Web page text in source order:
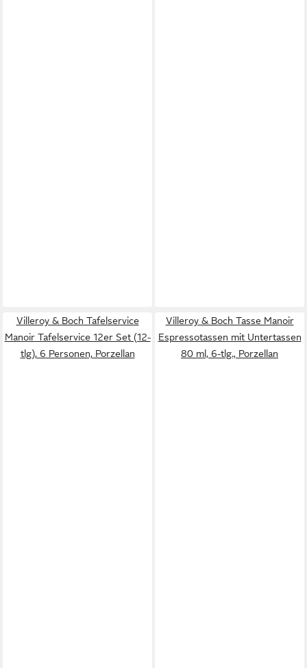
Villeroy & Boch Tafelservice
Manoir Tafelservice 12er Set (12-
tlg), 6 Personen, Porzellan
Villeroy & Boch Tasse Manoir
Espressotassen mit Untertassen
80 ml, 6-tlg., Porzellan